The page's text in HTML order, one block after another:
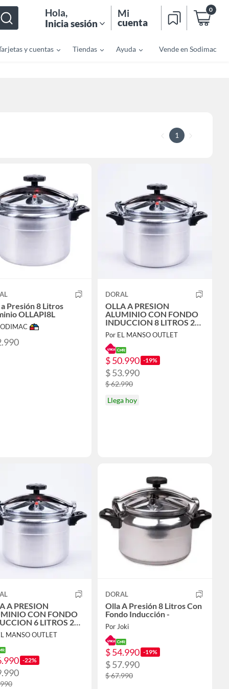
Hola,
Inicia sesión
Mi
cuenta
0
y cuentas Tiendas Ayuda Vende en Sodimac
1
Presión 8 Litros
OLLAPI8L
DORAL
OLLA A PRESION
ALUMINIO CON FONDO
INDUCCION 8 LITROS 24
CM
Por EL MANSO OUTLET
$ 50.990 -19%
$ 53.990
$ 62.990
Llega hoy
A PRESION
CON FONDO
6 LITROS 22
MANSO OUTLET
-22%
DORAL
Olla A Presión 8 Litros Con
Fondo Inducción -
Por Joki
$ 54.990 -19%
$ 57.990
$ 67.990